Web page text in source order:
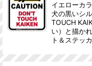
イエローカ
犬の黒いシ
TOUCH
い）と描か
ト＆ステッ